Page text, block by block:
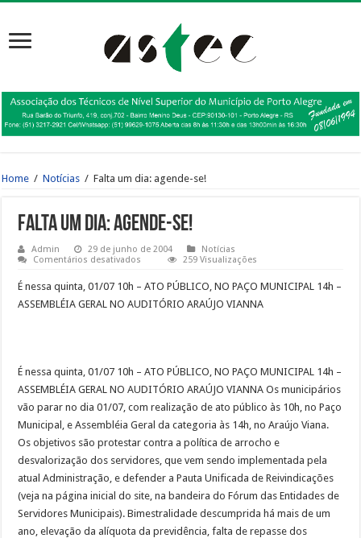
Home / Notícias / Falta um dia: agende-se!
Falta um dia: agende-se!
Admin 29 de junho de 2004
Notícias
Comentários desativados
dia:
agende-
se!
259 Visualizações
É nessa quinta, 01/07 10h – ATO PÚBLICO, NO PAÇO MUNICIPAL 14h –
ASSEMBLÉIA GERAL NO AUDITÓRIO ARAÚJO VIANNA
É nessa quinta, 01/07 10h – ATO PÚBLICO, NO PAÇO MUNICIPAL 14h –
ASSEMBLÉIA GERAL NO AUDITÓRIO ARAÚJO VIANNA Os municipários
vão parar no dia 01/07, com realização de ato público às 10h, no Paço
Municipal, e Assembléia Geral da categoria às 14h, no Araújo Viana.
Os objetivos são protestar contra a política de arrocho e
desvalorização dos servidores, que vem sendo implementada pela
atual Administração, e defender a Pauta Unificada de Reivindicações
(veja na página inicial do site, na bandeira do Fórum das Entidades de
Servidores Municipais). Bimestralidade descumprida há mais de um
ano, elevação da alíquota da previdência, falta de repasse dos